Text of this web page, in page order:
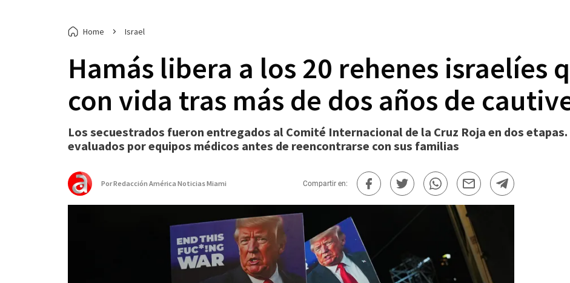
Home Israel
Hamás libera a los 20 rehenes israelíes
con vida tras más de dos años de
Los secuestrados fueron entregados al Comité Internacional de la Cruz Roja en dos
evaluados por equipos médicos antes de reencontrarse con sus familias
PorRedacción América Noticias Miami Compartir en: